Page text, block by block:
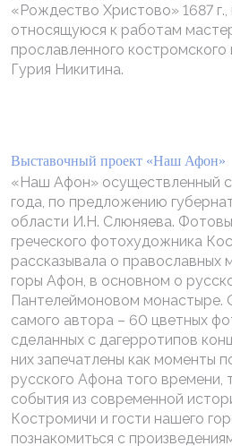
«Рождество Христово» 1687
относящуюся к работам
прославленного костромского
Гурия Никитина.
Выставочный проект «Наш Афон»
«Наш Афон» осуществленный
года, по предложению
области И.Н. Слюняева.
греческого фотохудожника
рассказывала о православных
горы Афон, в основном о
Пантелеймоновом монастыре.
самого автора – 60 цветных
сделанных с дагерротипов
них запечатлены как моменты
русского Афона того времени,
события из современной
Костромичи и гости нашего
познакомиться с